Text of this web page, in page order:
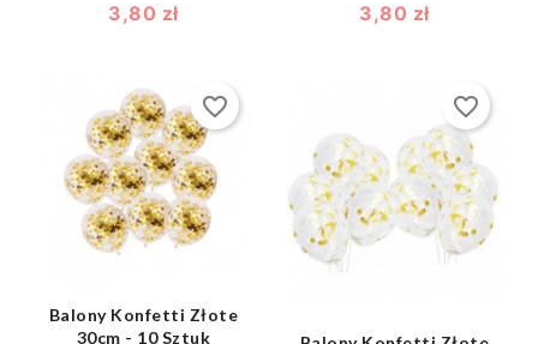
3,80 zł 3,80 zł
shopping_bag 
Balony Konfetti Złote
30cm - 10 Sztuk
favorite_border
shopping_bag 
favorite_border